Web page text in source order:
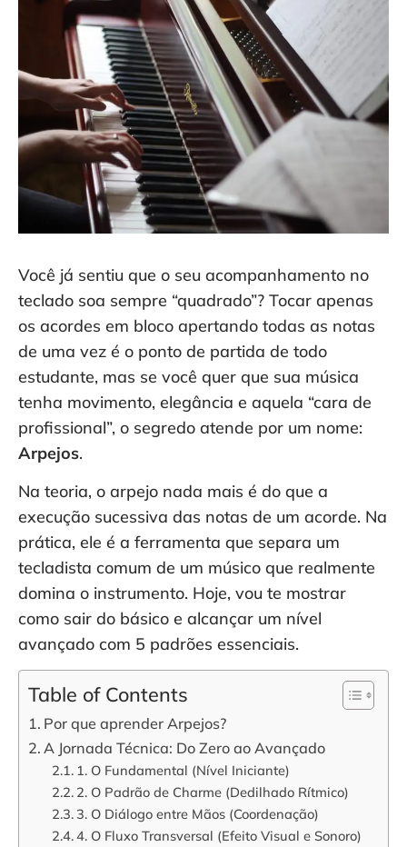
Você já sentiu que o seu acompanhamento no
teclado soa sempre “quadrado”? Tocar apenas
os acordes em bloco apertando todas as notas
de uma vez é o ponto de partida de todo
estudante, mas se você quer que sua música
tenha movimento, elegância e aquela “cara de
profissional”, o segredo atende por um nome:
Arpejos.
Na teoria, o arpejo nada mais é do que a
execução sucessiva das notas de um acorde. Na
prática, ele é a ferramenta que separa um
tecladista comum de um músico que realmente
domina o instrumento. Hoje, vou te mostrar
como sair do básico e alcançar um nível
avançado com 5 padrões essenciais.
Table of Contents
Por que aprender Arpejos?
A Jornada Técnica: Do Zero ao Avançado
1. O Fundamental (Nível Iniciante)
2. O Padrão de Charme (Dedilhado Rítmico)
3. O Diálogo entre Mãos (Coordenação)
4. O Fluxo Transversal (Efeito Visual e Sonoro)